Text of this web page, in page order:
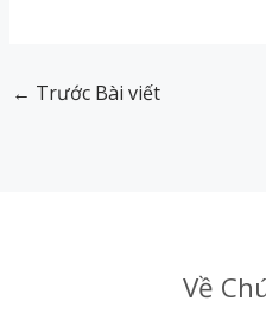
← Trước Bài viết
Về